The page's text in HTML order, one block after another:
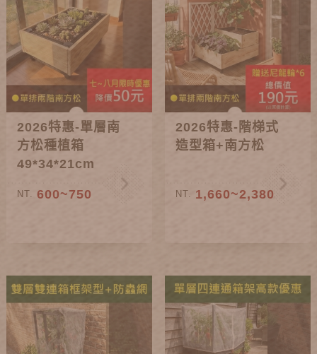
2026特惠-單層南
方松種植箱
49*34*21cm
NT. 600~750
2026特惠-階梯式
造型箱+南方松
NT. 1,660~2,380